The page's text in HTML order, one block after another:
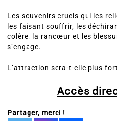
Les souvenirs cruels qui les
les faisant souffrir, les
colère, la rancœur et les
s’engage.
L’attraction sera-t-elle plus
Accès
Partager, merci !